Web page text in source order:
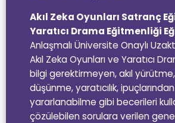
Akıl Zeka Oyunları Satranç
Yaratıcı Drama Eğitmenliği
Anlaşmalı Üniversite Onaylı
Akıl Zeka Oyunları ve Yaratıcı
bilgi gerektirmeyen, akıl yürütme,
düşünme, yaratıcılık, ipuçlarından
yararlanabilme gibi becerileri
çözülebilen sorulara verilen